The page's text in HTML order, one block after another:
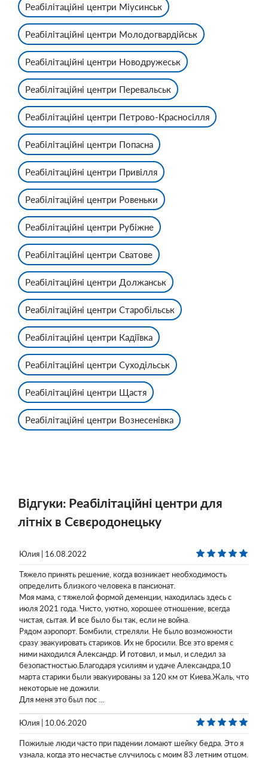
Реабілітаційні центри Міусинськ
Реабілітаційні центри Молодогвардійськ
Реабілітаційні центри Новодружеськ
Реабілітаційні центри Перевальськ
Реабілітаційні центри Петрово-Красносілля
Реабілітаційні центри Попасна
Реабілітаційні центри Привілля
Реабілітаційні центри Ровеньки
Реабілітаційні центри Рубіжне
Реабілітаційні центри Сватове
Реабілітаційні центри Должанськ
Реабілітаційні центри Старобільськ
Реабілітаційні центри Кадіївка
Реабілітаційні центри Суходільськ
Реабілітаційні центри Щастя
Реабілітаційні центри Вознесенівка
Відгуки: Реабілітаційні центри для
літніх в Сєвєродонецьку
Юлия | 16.08.2022
Тяжело принять решение, когда возникает необходимость
определить близкого человека в пансионат.
Моя мама, с тяжелой формой деменции, находилась здесь с
июля 2021 года. Чисто, уютно, хорошее отношение, всегда
чистая, сытая. И все было бы так, если не война.
Рядом аэропорт. Бомбили, стреляли. Не было возможности
сразу эвакуировать стариков. Их не бросили. Все это время с
ними находился Александр. И готовил, и мыл, и следил за
безопастностью.Благодаря усилиям и удаче Александра,10
марта старики были эвакуированы за 120 км от Киева.Жаль, что
некоторые не дожили.
Для меня это был пос ...
Юлия | 10.06.2020
Пожилые люди часто при падении ломают шейку бедра. Это я
узнала, когда это несчастье случилось с моим 83 летним отцом.